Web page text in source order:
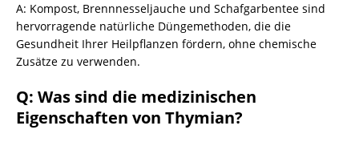
A: Kompost, Brennnesseljauche und Schafgarbentee sind
hervorragende natürliche Düngemethoden, die die
Gesundheit Ihrer Heilpflanzen fördern, ohne chemische
Zusätze zu verwenden.
Q: Was sind die medizinischen
Eigenschaften von Thymian?